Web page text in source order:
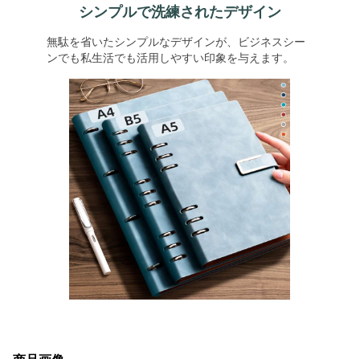
シンプルで洗練されたデザイン
無駄を省いたシンプルなデザインが、ビジネスシー
ンでも私生活でも活用しやすい印象を与えます。